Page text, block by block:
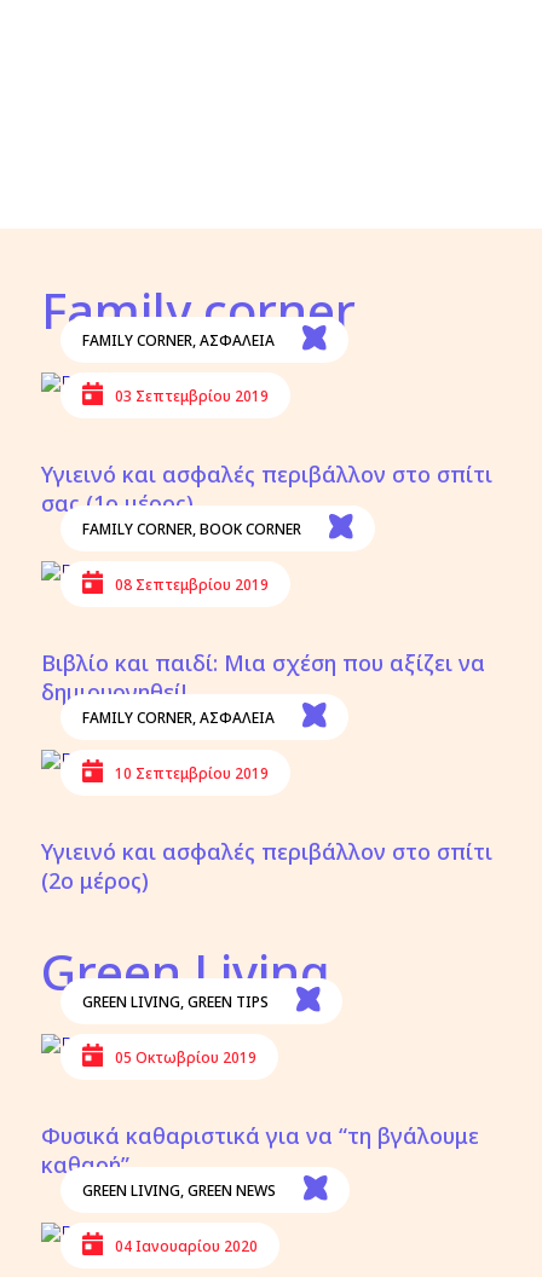
Family corner
FAMILY CORNER,ΑΣΦΑΛΕΙΑ
03 Σεπτεμβρίου 2019
Υγιεινό και ασφαλές περιβάλλον στο σπίτι
σας (1ο μέρος)
FAMILY CORNER,BOOK CORNER
08 Σεπτεμβρίου 2019
Βιβλίο και παιδί: Μια σχέση που αξίζει να
δημιουργηθεί!
FAMILY CORNER,ΑΣΦΑΛΕΙΑ
10 Σεπτεμβρίου 2019
Υγιεινό και ασφαλές περιβάλλον στο σπίτι
(2ο μέρος)
Green Living
GREEN LIVING,GREEN TIPS
05 Οκτωβρίου 2019
Φυσικά καθαριστικά για να “τη βγάλουμε
καθαρή”
GREEN LIVING,GREEN NEWS
04 Ιανουαρίου 2020